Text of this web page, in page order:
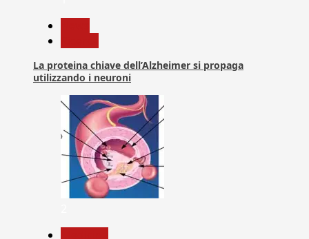
La proteina chiave dell’Alzheimer si propaga
utilizzando i neuroni